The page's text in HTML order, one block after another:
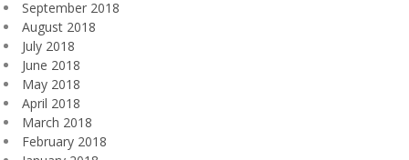
September 2018
August 2018
July 2018
June 2018
May 2018
April 2018
March 2018
February 2018